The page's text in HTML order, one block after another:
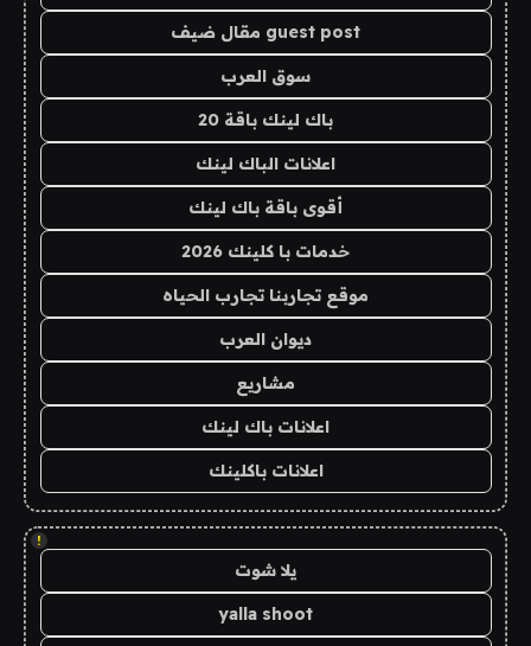
guest post مقال ضيف
سوق العرب
باك لينك باقة 20
اعلانات الباك لينك
أقوى باقة باك لينك
خدمات با كلينك 2026
موقع تجاربنا تجارب الحياه
ديوان العرب
مشاريع
اعلانات باك لينك
اعلانات باكلينك
!
يلا شوت
yalla shoot